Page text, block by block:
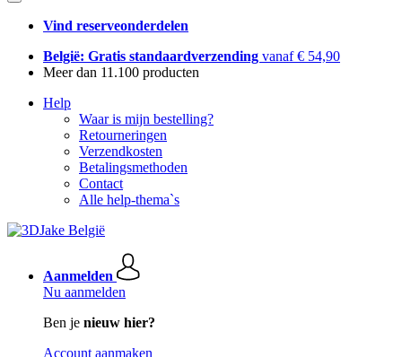
Vind reserveonderdelen
België: Gratis standaardverzending vanaf € 54,90
Meer dan 11.100 producten
Help
Waar is mijn bestelling?
Retourneringen
Verzendkosten
Betalingsmethoden
Contact
Alle help-thema`s
Aanmelden
Nu aanmelden
Ben je nieuw hier?
Account aanmaken